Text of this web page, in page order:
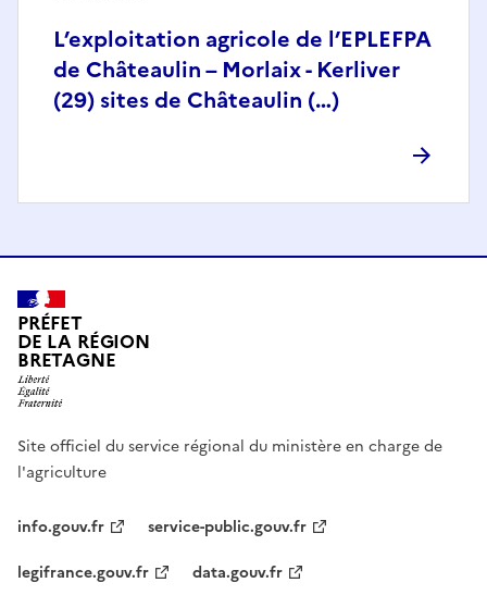
L’exploitation agricole de l’EPLEFPA
de Châteaulin – Morlaix - Kerliver
(29) sites de Châteaulin (…)
PRÉFET
DE LA RÉGION
BRETAGNE
Site officiel du service régional du ministère en charge de
l'agriculture
info.gouv.fr
service-public.gouv.fr
legifrance.gouv.fr
data.gouv.fr